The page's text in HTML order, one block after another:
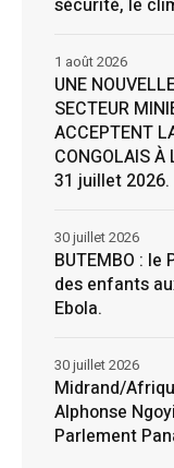
sécurité, le
UNE
SECTEUR
ACCEPTENT
CONGOLAIS
31 juillet 2026.
1 août 2026
BUTEMBO :
des enfants
Ebola.
30 juillet 2026
Midrand/
Alphonse
Parlement
30 juillet 2026